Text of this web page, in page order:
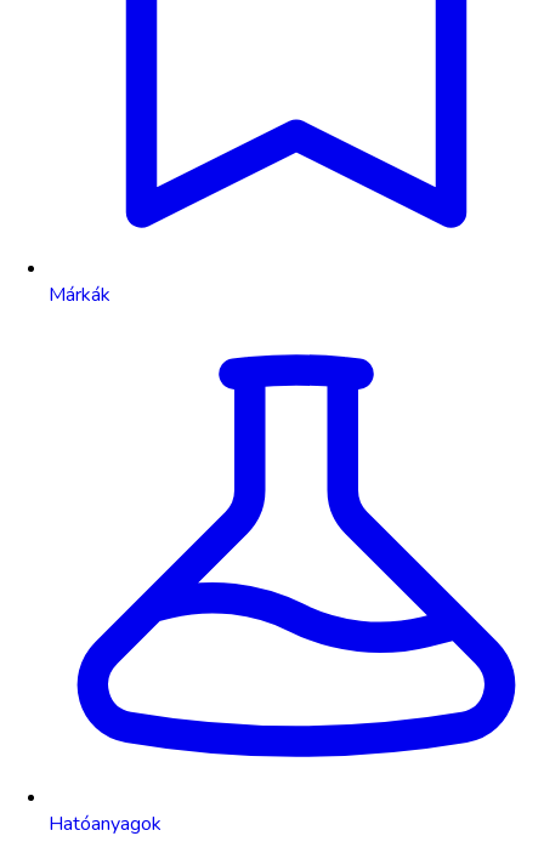
Márkák
Hatóanyagok